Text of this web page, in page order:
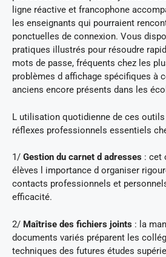
ligne réactive et francophone
les enseignants qui pourraient
ponctuelles de connexion. Vous
pratiques illustrés pour résoudre
mots de passe, fréquents chez les
problèmes d affichage spécifiques à
anciens encore présents dans les
L utilisation quotidienne de ces outils
réflexes professionnels essentiels
1/ Gestion du carnet d adresses : cet
élèves l importance d organiser
contacts professionnels et
efficacité.
2/ Maîtrise des fichiers joints : la
documents variés préparent les
techniques des futures études